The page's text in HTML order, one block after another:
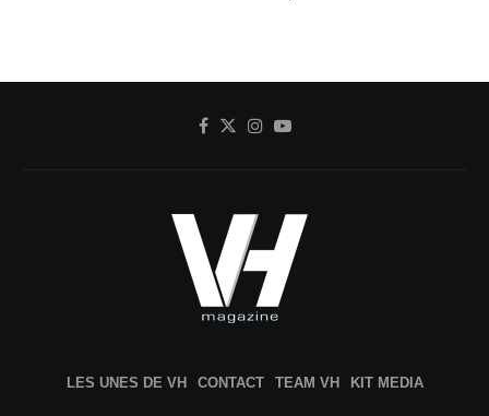
LES UNES DE VH CONTACT TEAM VH KIT MEDIA